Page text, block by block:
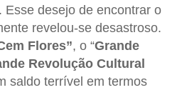
. Esse desejo de encontrar o
revelou-se desastroso.
Flores”, o “Grande
Revolução Cultural
saldo terrível em termos